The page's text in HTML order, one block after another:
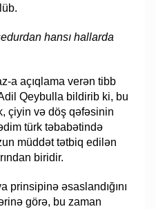
hansı hallarda
a açıqlama verən tibb
Qeybulla bildirib ki, bu
çiyin və döş qəfəsinin
türk təbabətində
müddət tətbiq edilən
biridir.
prinsipinə əsaslandığını
görə, bu zaman